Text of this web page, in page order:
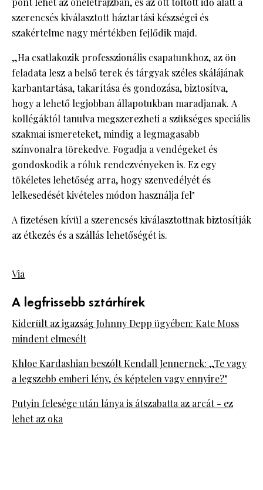
szerencsés kiválasztott háztartási készségei és
szakértelme nagy mértékben fejlődik majd.
„Ha csatlakozik professzionális csapatunkhoz, az ön
feladata lesz a belső terek és tárgyak széles skálájának
karbantartása, takarítása és gondozása, biztosítva,
hogy a lehető legjobban állapotukban maradjanak. A
kollégáktól tanulva megszerezheti a szükséges speciális
szakmai ismereteket, mindig a legmagasabb
színvonalra törekedve. Fogadja a vendégeket és
gondoskodik a róluk rendezvényeken is. Ez egy
tökéletes lehetőség arra, hogy szenvedélyét és
lelkesedését kivételes módon használja fel"
A fizetésen kívül a szerencsés kiválasztottnak biztosítják
az étkezés és a szállás lehetőségét is.
Via
A legfrissebb sztárhírek
Kiderült az igazság Johnny Depp ügyében: Kate Moss
mindent elmesélt
Khloe Kardashian beszólt Kendall Jennernek: „Te vagy
a legszebb emberi lény, és képtelen vagy ennyire?"
Putyin felesége után lánya is átszabatta az arcát - ez
lehet az oka